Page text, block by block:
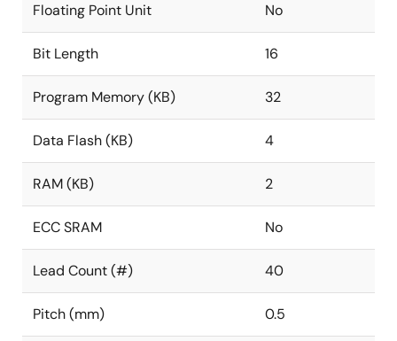
Floating Point Unit No
Bit Length 16
Program Memory (KB) 32
Data Flash (KB) 4
RAM (KB) 2
ECC SRAM No
Lead Count (#) 40
Pitch (mm) 0.5